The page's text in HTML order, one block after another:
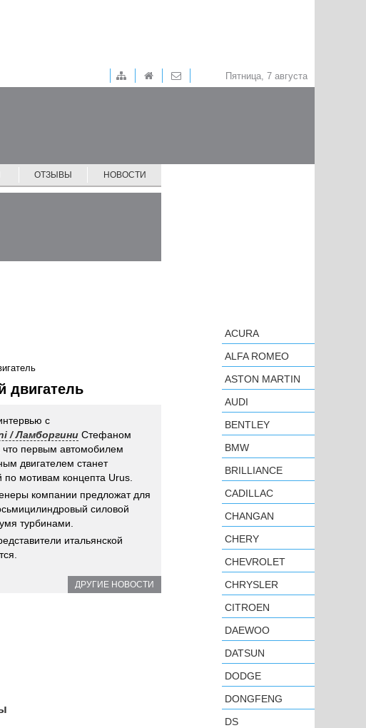
Пятница, 7 августа
ОТЗЫВЫ НОВОСТИ
двигатель
с
/ Ламборгини Стефаном
первым автомобилем
двигателем станет
по мотивам концепта Urus.
компании предложат для
силовой
турбинами.
итальянской
ДРУГИЕ НОВОСТИ
ACURA
ALFA ROMEO
ASTON MARTIN
AUDI
BENTLEY
BMW
BRILLIANCE
CADILLAC
CHANGAN
CHERY
CHEVROLET
CHRYSLER
CITROEN
DAEWOO
DATSUN
DODGE
DONGFENG
DS